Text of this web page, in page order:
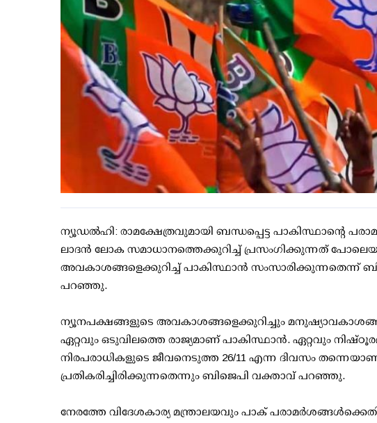
ന്യൂഡല്‍ഹി: രാമക്ഷേത്രവുമായി ബന്ധപ്പെട്ട പാകിസ്ഥാന്റെ
ലാദന്‍ ലോക സമാധാനത്തെക്കുറിച്ച് പ്രസംഗിക്കുന്നത്
അവകാശങ്ങളെക്കുറിച്ച് പാകിസ്ഥാന്‍ സംസാരിക്കുന്നതെന്ന്
പറഞ്ഞു.
ന്യൂനപക്ഷങ്ങളുടെ അവകാശങ്ങളെക്കുറിച്ചും
ഏറ്റവും ഒടുവിലത്തെ രാജ്യമാണ് പാകിസ്ഥാന്‍. ഏറ്റവും
നിരപരാധികളുടെ ജീവനെടുത്ത 26/11 എന്ന ദിവസം
പ്രതികരിച്ചിരിക്കുന്നതെന്നും ബിജെപി വക്താവ് പറഞ്ഞു.
നേരത്തേ വിദേശകാര്യ മന്ത്രാലയവും പാക്